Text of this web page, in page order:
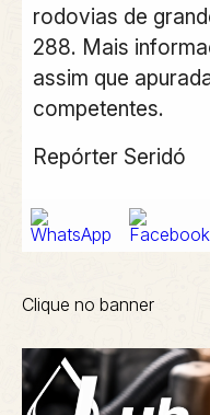
rodovias de
288. Mais
assim que
competentes.
Repórter Seridó
Clique no banner